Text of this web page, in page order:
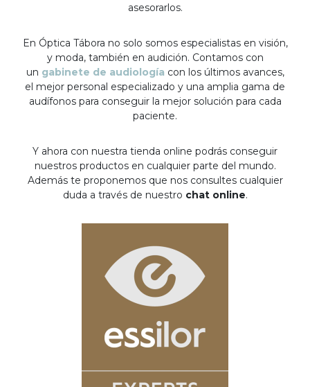
asesorarlos.
En Óptica Tábora no solo somos especialistas en visión,
y moda, también en audición. Contamos con
un gabinete de audiología con los últimos avances,
el mejor personal especializado y una amplia gama de
audífonos para conseguir la mejor solución para cada
paciente.
Y ahora con nuestra tienda online podrás conseguir
nuestros productos en cualquier parte del mundo.
Además te proponemos que nos consultes cualquier
duda a través de nuestro chat online.